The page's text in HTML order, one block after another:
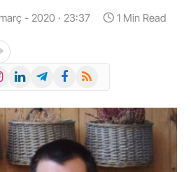
- 2020 · 23:37 1 Min Read
LinkedInTelegramFacebook
RSS